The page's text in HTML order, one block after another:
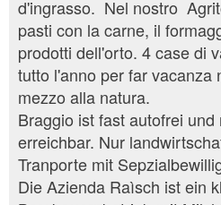
d'ingrasso. Nel nostro
pasti con la carne, il
prodotti dell'orto. 4 case di
tutto l'anno per far vacanza
mezzo alla natura.
Braggio ist fast autofrei
erreichbar. Nur
Tranporte mit
Die Azienda Raìsch ist ein